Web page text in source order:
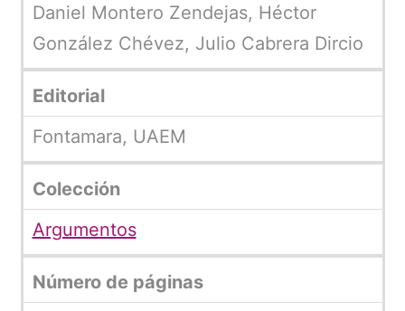
Daniel Montero Zendejas, Héctor
González Chévez, Julio Cabrera Dircio
Editorial
Fontamara, UAEM
Colección
Argumentos
Número de páginas